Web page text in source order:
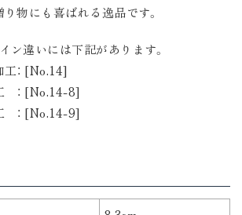
り物にも喜ばれる逸品です。
ン違いには下記があります。
工： [No.14]
： [No.14-8]
： [No.14-9]